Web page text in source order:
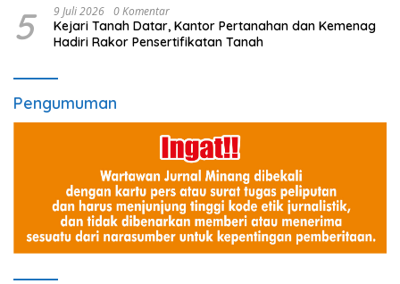
5 9 Juli 2026 0 Komentar
Kejari Tanah Datar, Kantor Pertanahan dan Kemenag
Hadiri Rakor Pensertifikatan Tanah
Pengumuman